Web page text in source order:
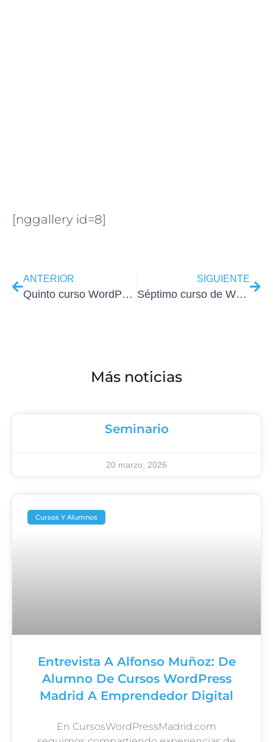
[nggallery id=8]
ANTERIOR
Quinto curso WordPress iniciación marzo 2013
SIGUIENTE
Séptimo curso de WordPress Madrid iniciación 2013
Más noticias
Seminario
20 marzo, 2026
Cursos Y Alumnos
Entrevista A Alfonso Muñoz: De
Alumno De Cursos WordPress
Madrid A Emprendedor Digital
En CursosWordPressMadrid.com